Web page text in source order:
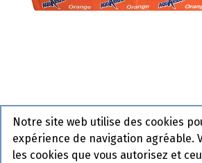
Aquarius Orange
33 cl
Notre site web utilise des cookies
expérience de navigation agréable.
les cookies que vous autorisez et